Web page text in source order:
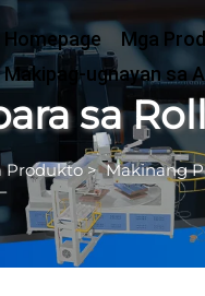
Homepage Mga
Makipag-ugnayan sa
sa
Produkto>Makinang